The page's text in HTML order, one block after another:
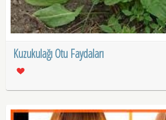
Kuzukulağı Otu Faydaları